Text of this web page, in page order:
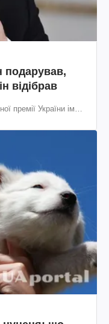
подарував,
відібрав
премії України ім.